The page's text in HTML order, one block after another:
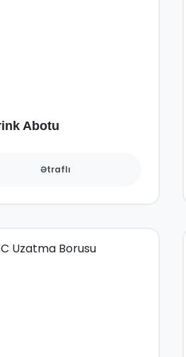
Abotu
Ətraflı